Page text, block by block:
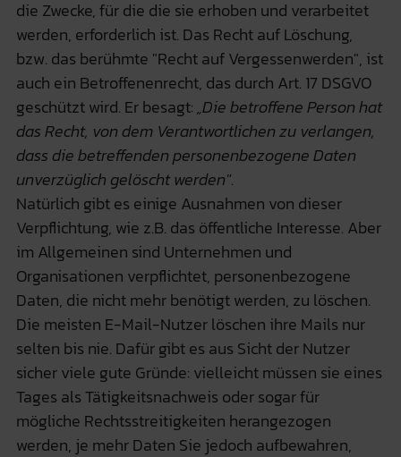
die Zwecke, für die die sie erhoben und verarbeitet
werden, erforderlich ist. Das Recht auf Löschung,
bzw. das berühmte "Recht auf Vergessenwerden", ist
auch ein Betroffenenrecht, das durch Art. 17 DSGVO
geschützt wird. Er besagt:„Die betroffene Person hat
das Recht, von dem Verantwortlichen zu verlangen,
dass die betreffenden personenbezogene Daten
unverzüglich gelöscht werden".
Natürlich gibt es einige Ausnahmen von dieser
Verpflichtung, wie z.B. das öffentliche Interesse. Aber
im Allgemeinen sind Unternehmen und
Organisationen verpflichtet, personenbezogene
Daten, die nicht mehr benötigt werden, zu löschen.
Die meisten E-Mail-Nutzer löschen ihre Mails nur
selten bis nie. Dafür gibt es aus Sicht der Nutzer
sicher viele gute Gründe: vielleicht müssen sie eines
Tages als Tätigkeitsnachweis oder sogar für
mögliche Rechtsstreitigkeiten herangezogen
werden, je mehr Daten Sie jedoch aufbewahren,